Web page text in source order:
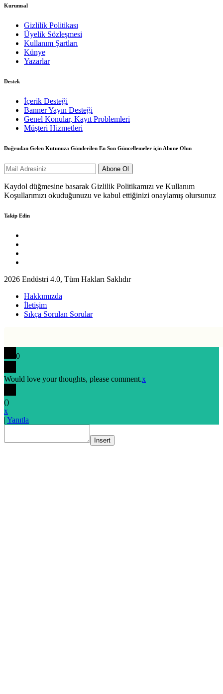
Kurumsal
Gizlilik Politikası
Üyelik Sözleşmesi
Kullanım Şartları
Künye
Yazarlar
Destek
İçerik Desteği
Banner Yayın Desteği
Genel Konular, Kayıt Problemleri
Müşteri Hizmetleri
Doğrudan Gelen Kutunuza Gönderilen En Son Güncellemeler için Abone Olun
Kaydol düğmesine basarak Gizlilik Politikamızı ve Kullanım
Koşullarımızı okuduğunuzu ve kabul ettiğinizi onaylamış olursunuz
Takip Edin
2026 Endüstri 4.0, Tüm Hakları Saklıdır
Hakkımızda
İletişim
Sıkça Sorulan Sorular
0
Would love your thoughts, please comment.x
()
x
| Yanıtla
Insert